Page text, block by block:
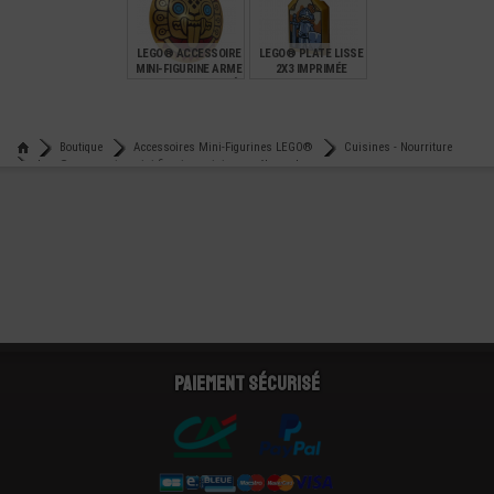
LEGO® ACCESSOIRE
MINI-FIGURINE ARME
LEGO® PLATE LISSE
2X3 IMPRIMÉE
Boutique
Accessoires Mini-Figurines LEGO®
Cuisines - Nourriture
Lego® accessoire mini-figurine cuisine - poêle ronde
Paiement sécurisé